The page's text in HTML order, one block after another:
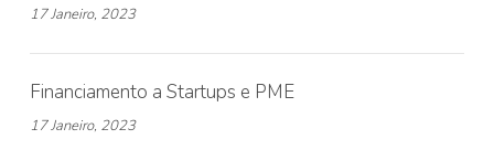
17 Janeiro, 2023
Financiamento a Startups e PME
17 Janeiro, 2023